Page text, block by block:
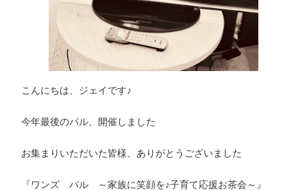
こんにちは、ジェイです♪
今年最後のパル、開催しました
お集まりいただいた皆様、ありがとうございました
『ワンズ パル ～家族に笑顔を♪子育て応援お茶会～』